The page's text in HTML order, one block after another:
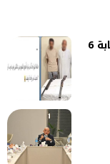
بسبب قطعة أرض.. مقتل سيدة وإصابة 6